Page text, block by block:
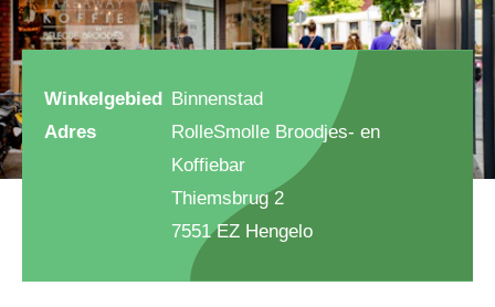
Winkelgebied Binnenstad
Adres
RolleSmolle Broodjes- en
Koffiebar
Thiemsbrug 2
7551 EZ Hengelo